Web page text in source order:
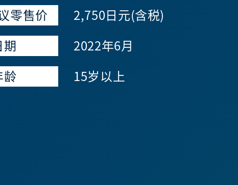
零售价 2,750日元(含税)
期 2022年6月
龄 15岁以上